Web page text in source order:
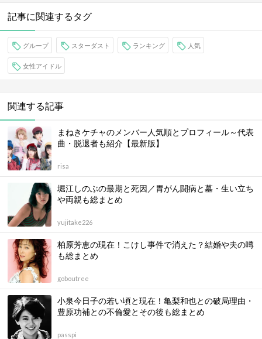
記事に関連するタグ
グループ スターダスト ランキング 人気
女性アイドル
関連する記事
まねきケチャのメンバー人気順とプロフィール～代表
曲・脱退者も紹介【最新版】
risa
堀江しのぶの最期と死因／胃がん闘病と墓・生い立ち
や両親も総まとめ
yujitake226
柏原芳恵の現在！こけし事件で消えた？結婚や夫の噂
も総まとめ
goboutree
小泉今日子の若い頃と現在！亀梨和也との破局理由・
豊原功補との不倫愛とその後も総まとめ
passpi